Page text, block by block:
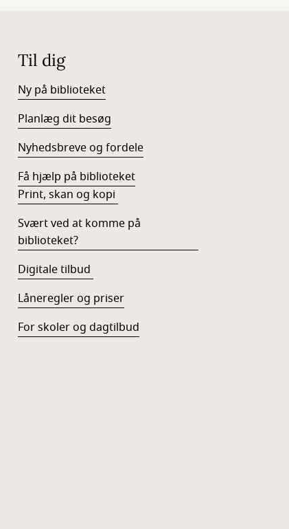
Til dig
Ny på biblioteket
Planlæg dit besøg
Nyhedsbreve og fordele
Få hjælp på biblioteket
Print, skan og kopi
Svært ved at komme på
biblioteket?
Digitale tilbud
Låneregler og priser
For skoler og dagtilbud